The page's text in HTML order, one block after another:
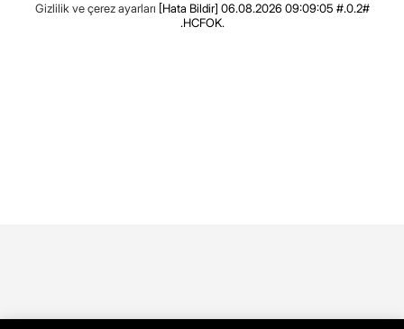
Gizlilik ve çerez ayarları [Hata Bildir] 06.08.2026 09:09:05 #.0.2#
.HCFOK.